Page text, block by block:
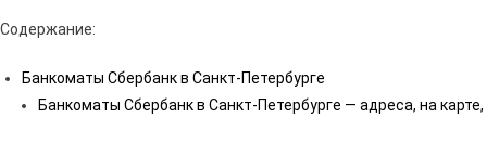
Содержание:
Банкоматы Сбербанк в Санкт-Петербурге
Банкоматы Сбербанк в Санкт-Петербурге — адреса, на